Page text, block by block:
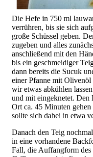
Die Hefe in 750 ml
verrühren, bis sie sich
große Schüssel geben.
zugeben und alles
anschließend mit den
bis ein geschmeidiger
dann bereits die Sucuk
einer Pfanne mit Olivenöl
wir etwas abkühlen
und mit eingeknetet. Den
Ort ca. 45 Minuten gehen
sollte sich dabei in etwa
Danach den Teig
in eine vorhandene
Fall, die Auffangform des